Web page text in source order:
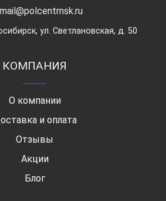
mail@polcentrnsk.ru
ул. Светлановская, д. 50
КОМПАНИЯ
О компании
и оплата
Отзывы
Акции
Блог